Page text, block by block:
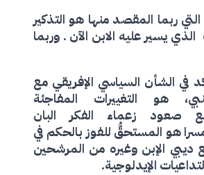
ربما المقصد منها هو التذكير
يسير عليه الابن الآن . وربما
في الشأن السياسي الإفريقي مع
هو التغييرات المفاجئة
صعود زعماء الفكر البان
مسرا هو المستحقُّ للفوز بالحكم في
ديبي الإبن وغيره من المرشحين
الإيدلوجية.